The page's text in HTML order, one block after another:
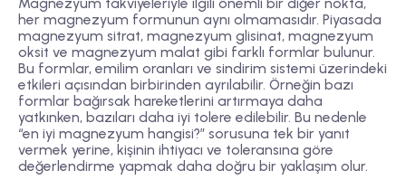
her magnezyum formunun aynı olmamasıdır. Piyasada
magnezyum sitrat, magnezyum glisinat, magnezyum
oksit ve magnezyum malat gibi farklı formlar bulunur.
Bu formlar, emilim oranları ve sindirim sistemi üzerindeki
etkileri açısından birbirinden ayrılabilir. Örneğin bazı
formlar bağırsak hareketlerini artırmaya daha
yatkınken, bazıları daha iyi tolere edilebilir. Bu nedenle
“en iyi magnezyum hangisi?” sorusuna tek bir yanıt
vermek yerine, kişinin ihtiyacı ve toleransına göre
değerlendirme yapmak daha doğru bir yaklaşım olur.